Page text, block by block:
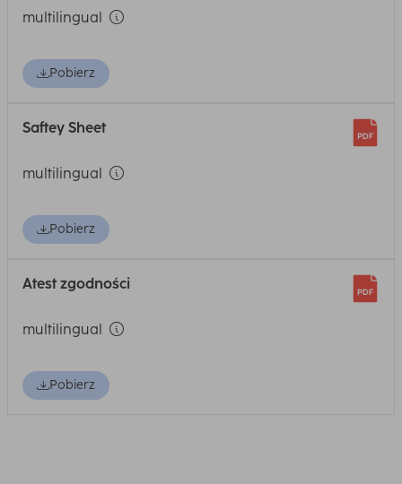
multilingual
Pobierz
Saftey Sheet
multilingual
Pobierz
Atest zgodności
multilingual
Pobierz